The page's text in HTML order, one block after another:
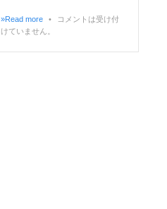
»Read more •
コメントは受け付
けていません。